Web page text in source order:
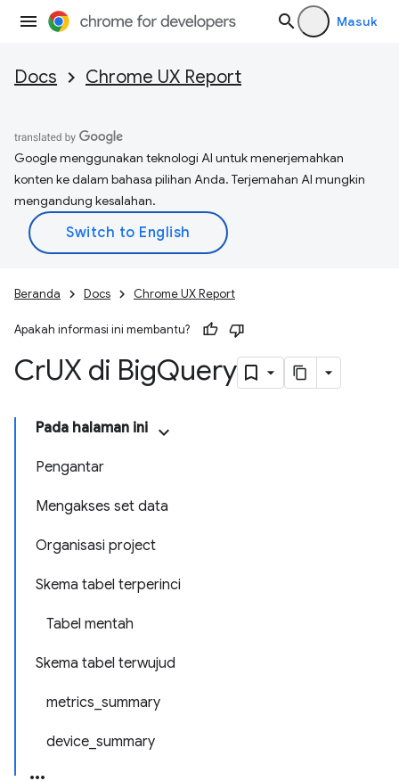
Masuk
Docs Chrome UX Report
Google menggunakan teknologi AI untuk menerjemahkan
konten ke dalam bahasa pilihan Anda. Terjemahan AI mungkin
mengandung kesalahan.
Beranda Docs Chrome UX Report
Apakah informasi ini membantu?
CrUX di BigQuery
Pada halaman ini
Pengantar
Mengakses set data
Organisasi project
Skema tabel terperinci
Tabel mentah
Skema tabel terwujud
metrics_summary
device_summary